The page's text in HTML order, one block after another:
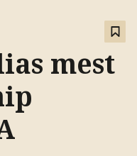
mest